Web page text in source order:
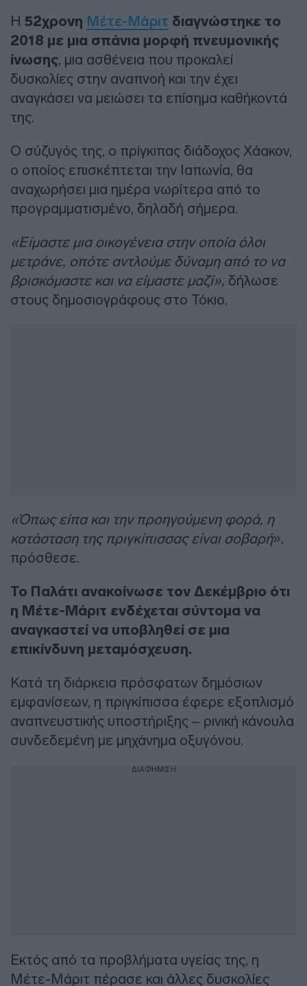
Η 52χρονη Μέτε-Μάριτ διαγνώστηκε το
2018 με μια σπάνια μορφή πνευμονικής
ίνωσης, μια ασθένεια που προκαλεί
δυσκολίες στην αναπνοή και την έχει
αναγκάσει να μειώσει τα επίσημα καθήκοντά
της.
Ο σύζυγός της, ο πρίγκιπας διάδοχος Χάακον,
ο οποίος επισκέπτεται την Ιαπωνία, θα
αναχωρήσει μια ημέρα νωρίτερα από το
προγραμματισμένο, δηλαδή σήμερα.
«Είμαστε μια οικογένεια στην οποία όλοι
μετράνε, οπότε αντλούμε δύναμη από το να
βρισκόμαστε και να είμαστε μαζί», δήλωσε
στους δημοσιογράφους στο Τόκιο.
«Όπως είπα και την προηγούμενη φορά, η
κατάσταση της πριγκίπισσας είναι σοβαρή»,
πρόσθεσε.
Το Παλάτι ανακοίνωσε τον Δεκέμβριο ότι
η Μέτε-Μάριτ ενδέχεται σύντομα να
αναγκαστεί να υποβληθεί σε μια
επικίνδυνη μεταμόσχευση.
Κατά τη διάρκεια πρόσφατων δημόσιων
εμφανίσεων, η πριγκίπισσα έφερε εξοπλισμό
αναπνευστικής υποστήριξης – ρινική κάνουλα
συνδεδεμένη με μηχάνημα οξυγόνου.
ΔΙΑΦΗΜΙΣΗ
Εκτός από τα προβλήματα υγείας της, η
Μέτε-Μάριτ πέρασε και άλλες δυσκολίες